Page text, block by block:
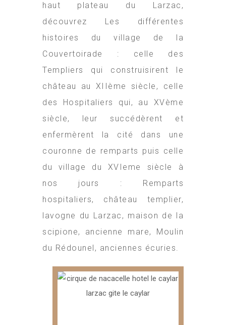
haut plateau du Larzac,
découvrez Les différentes
histoires du village de la
Couvertoirade : celle des
Templiers qui construisirent le
château au XIIème siècle, celle
des Hospitaliers qui, au XVème
siècle, leur succédèrent et
enfermèrent la cité dans une
couronne de remparts puis celle
du village du XVIeme siècle à
nos jours : Remparts
hospitaliers, château templier,
lavogne du Larzac, maison de la
scipione, ancienne mare, Moulin
du Rédounel, anciennes écuries.